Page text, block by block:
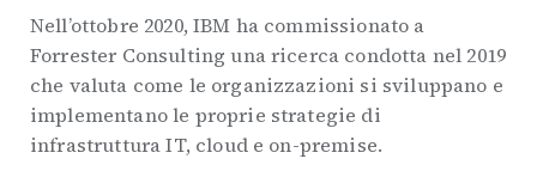
Nell’ottobre 2020, IBM ha commissionato a
Forrester Consulting una ricerca condotta nel 2019
che valuta come le organizzazioni si sviluppano e
implementano le proprie strategie di
infrastruttura IT, cloud e on-premise.